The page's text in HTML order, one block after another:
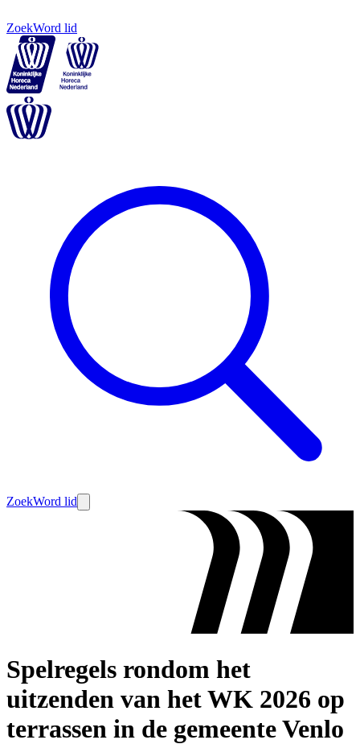
ZoekWord lid
ZoekWord lid
Spelregels rondom het
uitzenden van het WK 2026 op
terrassen in de gemeente Venlo